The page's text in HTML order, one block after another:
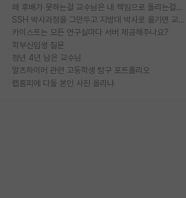
왜 후배가 못하는걸 교수님은 내 책임으로 돌리는걸까요?
SSH 박사과정을 그만두고 지방대 박사로 옮기면 교수의 꿈은 끝일까요?
카이스트는 모든 연구실마다 서버 제공해주나요?
학부신입생 질문
정년 4년 남은 교수님
알츠하이머 관련 고등학생 탐구 포트폴리오
랩홈피에 다들 본인 사진 올리냐